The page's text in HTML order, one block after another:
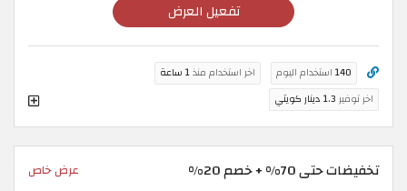
تفعيل العرض
140 استخدام اليوم اخر استخدام منذ1 ساعة
اخر توفير 1.3 دينار كويتي
تخفيضات حتى 70% + خصم 20% عرض خاص